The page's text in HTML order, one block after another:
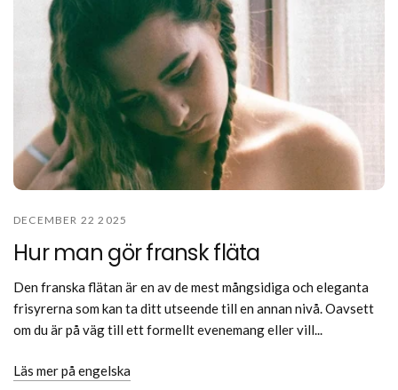
DECEMBER 22 2025
Hur man gör fransk fläta
Den franska flätan är en av de mest mångsidiga och eleganta
frisyrerna som kan ta ditt utseende till en annan nivå. Oavsett
om du är på väg till ett formellt evenemang eller vill...
Läs mer på engelska